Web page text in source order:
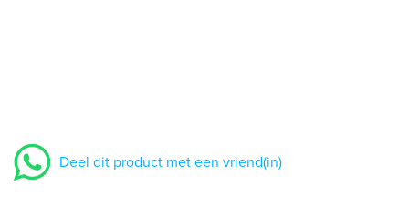
Deel dit product met een vriend(in)